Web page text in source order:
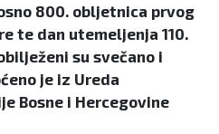
800. obljetnica prvog
te dan utemeljenja 110.
su svečano i
je iz Ureda
Bosne i Hercegovine